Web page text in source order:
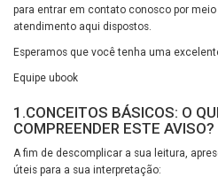
para entrar em contato conosco por
atendimento aqui dispostos.
Esperamos que você tenha uma
Equipe ubook
1.CONCEITOS BÁSICOS: O
COMPREENDER ESTE AVISO?
A fim de descomplicar a sua leitura,
úteis para a sua interpretação: